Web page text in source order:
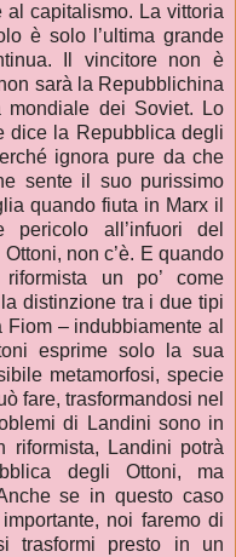
capitalismo. La vittoria
è solo l’ultima grande
Il vincitore non è
sarà la Repubblichina
dei Soviet. Lo
dice la Repubblica degli
ignora pure da che
sente il suo purissimo
quando fiuta in Marx il
all’infuori del
non c’è. E quando
un po’ come
distinzione tra i due tipi
– indubbiamente al
esprime solo la sua
metamorfosi, specie
fare, trasformandosi nel
di Landini sono in
riformista, Landini potrà
degli Ottoni, ma
se in questo caso
noi faremo di
presto in un